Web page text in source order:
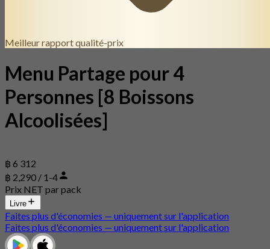
Meilleur rapport qualité-prix
Menu Partage pour 4
Personnes [8 Boissons
Alcoolisées]
฿ 6 312
฿ 2,290 / 1-4
Prix NET par pack
Livre
Faites plus d'économies — uniquement sur l'application
Faites plus d'économies — uniquement sur l'application